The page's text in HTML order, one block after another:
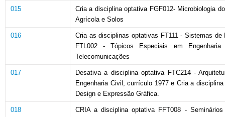
015
Cria a disciplina optativa FGF012- Microbiologia
Agrícola e Solos
016
Cria as disciplinas optativas FT111 - Sistemas
FTL002 - Tópicos Especiais em
Telecomunicações
017
Desativa a disciplina optativa FTC214 -
Engenharia Civil, currículo 1977 e Cria a
Design e Expressão Gráfica.
018
CRIA a disciplina optativa FFT008 -